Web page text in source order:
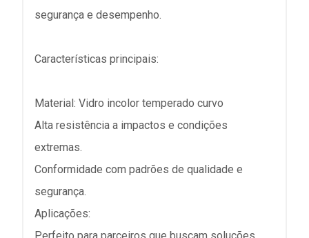
segurança e desempenho.
Características principais:
Material: Vidro incolor temperado curvo
Alta resistência a impactos e condições
extremas.
Conformidade com padrões de qualidade e
segurança.
Aplicações: